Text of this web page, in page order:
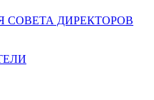
СОВЕТА ДИРЕКТОРОВ